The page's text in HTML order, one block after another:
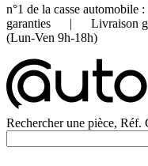
n°1 de la casse automobile
garanties | Livraison
(Lun-Ven 9h-18h)
Rechercher une pièce, Réf.